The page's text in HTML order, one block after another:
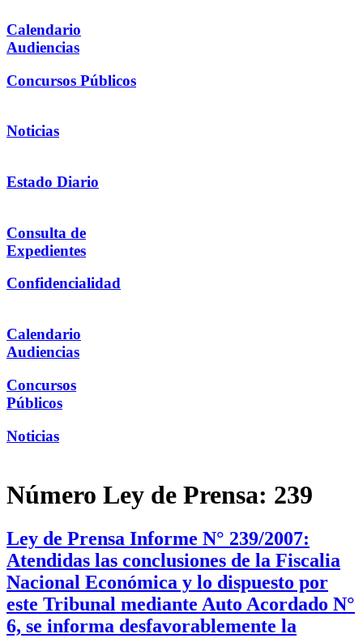
Calendario
Audiencias
Concursos Públicos
Noticias
Estado Diario
Consulta de
Expedientes
Confidencialidad
Calendario
Audiencias
Concursos
Públicos
Noticias
Número Ley de Prensa: 239
Ley de Prensa Informe N° 239/2007:
Atendidas las conclusiones de la Fiscalia
Nacional Económica y lo dispuesto por
este Tribunal mediante Auto Acordado N°
6, se informa desfavorablemente la